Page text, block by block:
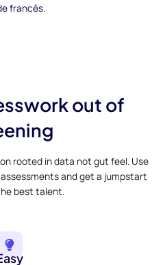
francês.
out of
rooted in data not gut feel. Use
and get a jumpstart
best talent.